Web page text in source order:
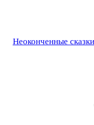
Неоконченные сказки